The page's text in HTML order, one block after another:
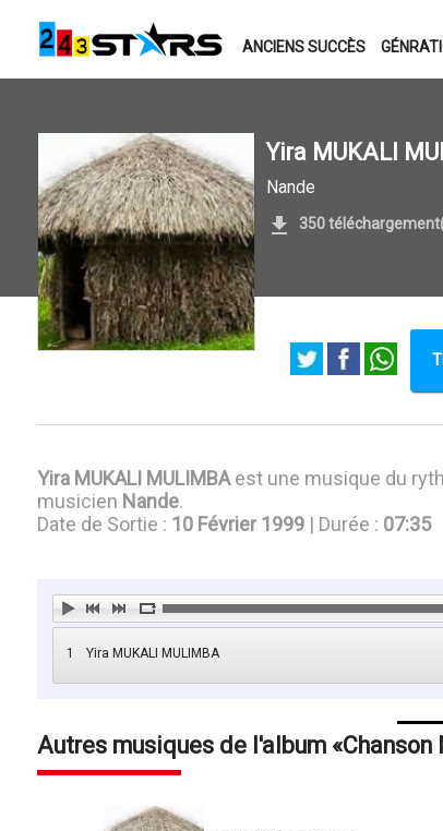
ANCIENS SUCCÈS
Yira MUKALI
Nande
350
Yira MUKALI MULIMBAest une musique du
musicien Nande.
Date de Sortie : 10 Février 1999| Durée : 07:35
1 Yira MUKALI MULIMBA
Autres musiques de l'album Chanson